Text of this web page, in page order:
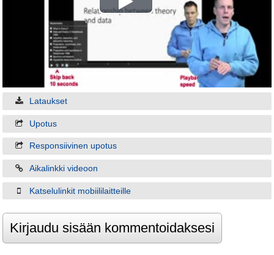
Play
Video
Lataukset
Upotus
Responsiivinen upotus
Aikalinkki videoon
Katselulinkit mobiililaitteille